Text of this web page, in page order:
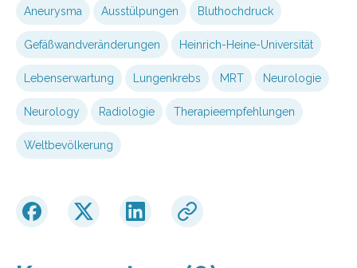
Aneurysma Ausstülpungen Bluthochdruck
Gefäßwandveränderungen Heinrich-Heine-Universität
Lebenserwartung Lungenkrebs MRT Neurologie
Neurology Radiologie Therapieempfehlungen
Weltbevölkerung